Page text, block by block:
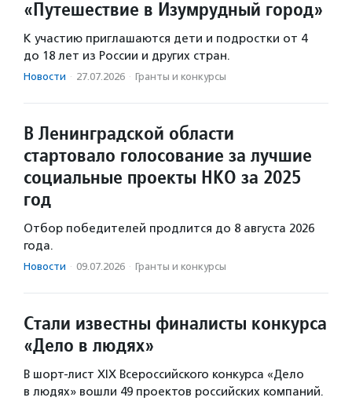
«Путешествие в Изумрудный город»
К участию приглашаются дети и подростки от 4
до 18 лет из России и других стран.
Новости · 27.07.2026 · Гранты и конкурсы
В Ленинградской области
стартовало голосование за лучшие
социальные проекты НКО за 2025
год
Отбор победителей продлится до 8 августа 2026
года.
Новости · 09.07.2026 · Гранты и конкурсы
Стали известны финалисты конкурса
«Дело в людях»
В шорт-лист XIX Всероссийского конкурса «Дело
в людях» вошли 49 проектов российских компаний.